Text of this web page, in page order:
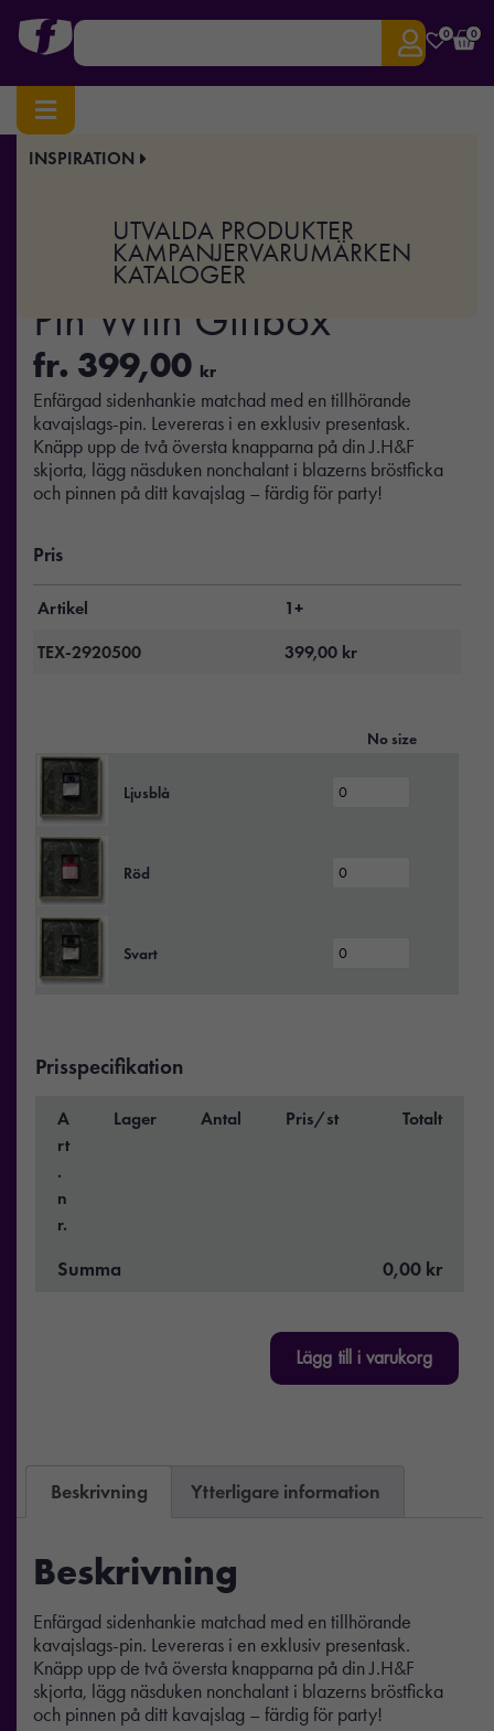
0 0
INSPIRATION
UTVALDA PRODUKTER
KAMPANJERVARUMÄRKEN
KATALOGER
Hem/Profilkläder/Accessoarer
Solid Hankie & Lapel
Pin With Giftbox
fr. 399,00 kr
Enfärgad sidenhankie matchad med en tillhörande
kavajslags-pin. Levereras i en exklusiv presentask.
Knäpp upp de två översta knapparna på din J.H&F
skjorta, lägg näsduken nonchalant i blazerns bröstficka
och pinnen på ditt kavajslag – färdig för party!
Pris
Artikel
1+
TEX-2920500
399,00 kr
No size
Ljusblå
Röd
Svart
Prisspecifikation
A
rt
.
n
r.
Lager Antal Pris/st Totalt
Summa 0,00 kr
Lägg till i varukorg
Beskrivning Ytterligare information
Beskrivning
Enfärgad sidenhankie matchad med en tillhörande
kavajslags-pin. Levereras i en exklusiv presentask.
Knäpp upp de två översta knapparna på din J.H&F
skjorta, lägg näsduken nonchalant i blazerns bröstficka
och pinnen på ditt kavajslag – färdig för party!